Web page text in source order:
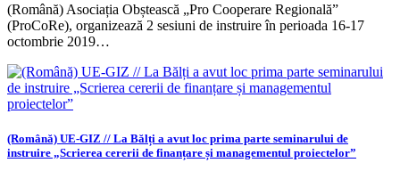
(Română) Asociația Obștească „Pro Cooperare Regională”
(ProCoRe), organizează 2 sesiuni de instruire în perioada 16-17
octombrie 2019…
(Română) UE-GIZ // La Bălți a avut loc prima parte seminarului de
instruire „Scrierea cererii de finanțare și managementul proiectelor”